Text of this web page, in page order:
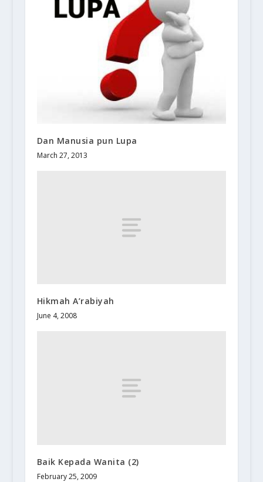
Dan Manusia pun Lupa
March 27, 2013
Hikmah A’rabiyah
June 4, 2008
Baik Kepada Wanita (2)
February 25, 2009